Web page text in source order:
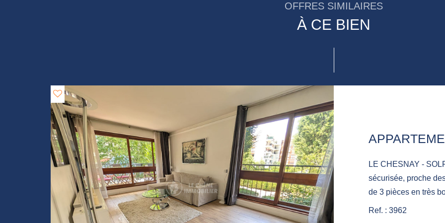
OFFRES SIMILAIRES
À CE BIEN
LE CHESNAY - SOLFERINO Dans
sécurisée, proche
de 3 pièces en très
comprenant : une entrée, un séjour avec une
Ref. : 3962